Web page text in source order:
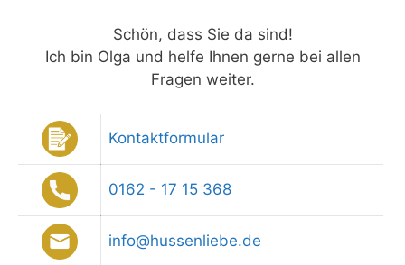
Schön, dass Sie da sind!
Ich bin Olga und helfe Ihnen gerne bei allen
Fragen weiter.
Kontaktformular
0162 - 17 15 368
info@hussenliebe.de